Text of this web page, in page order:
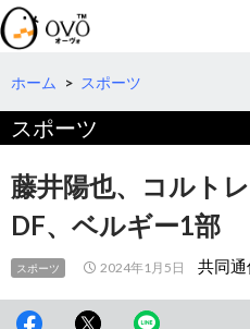
検
索
コ
テ
へ
移
動
ホーム > スポーツ
スポーツ
藤井陽也、コルト
DF、ベルギー1部
スポーツ 2024年1月5日 共同通